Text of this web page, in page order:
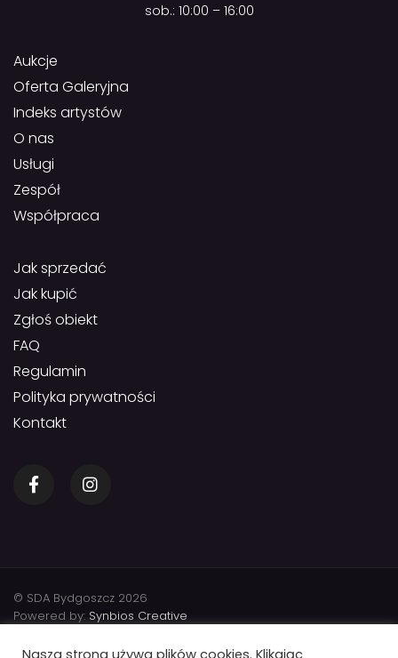
sob.: 10:00 – 16:00
Aukcje
Oferta Galeryjna
Indeks artystów
O nas
Usługi
Zespół
Współpraca
Jak sprzedać
Jak kupić
Zgłoś obiekt
FAQ
Regulamin
Polityka prywatności
Kontakt
© SDA Bydgoszcz 2026
Powered by: Synbios Creative
Nasza strona używa plików cookies. Klikając